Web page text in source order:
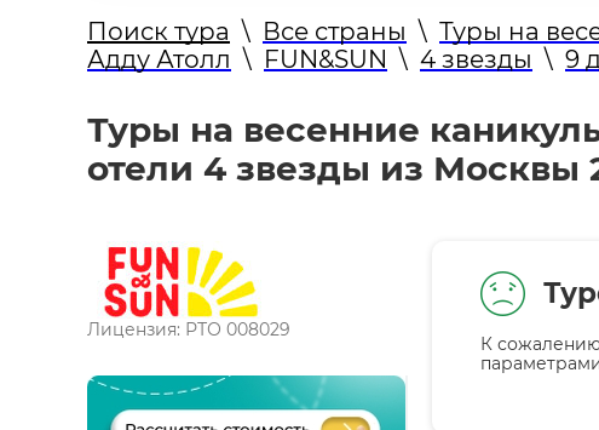
Поиск тура \ Все страны \ Туры на
Адду Атолл \ FUN&SUN \ 4 звезды \ 9
Туры на весенние
отели 4 звезды из Москвы
Лицензия: РТО 008029
К